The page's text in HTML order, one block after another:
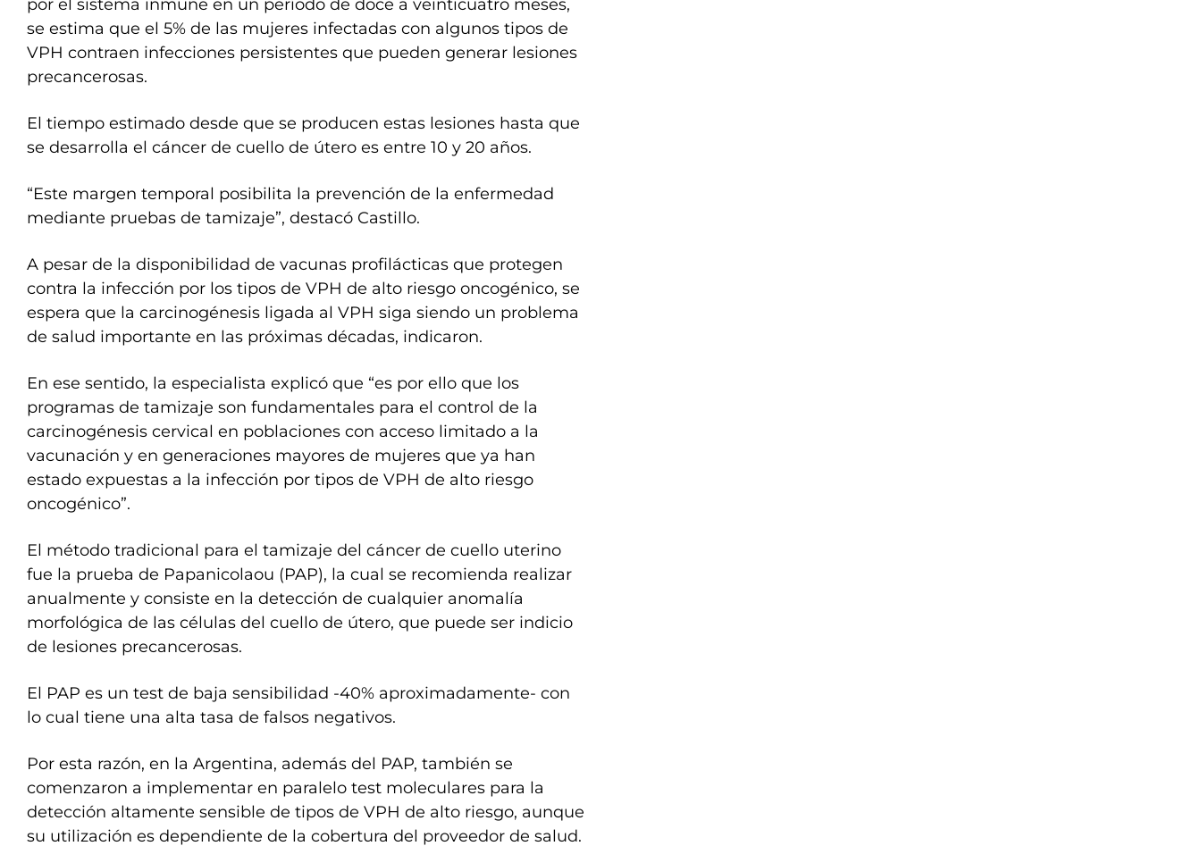
por el sistema inmune en un período de doce a veinticuatro meses,
se estima que el 5% de las mujeres infectadas con algunos tipos de
VPH contraen infecciones persistentes que pueden generar lesiones
precancerosas.
El tiempo estimado desde que se producen estas lesiones hasta que
se desarrolla el cáncer de cuello de útero es entre 10 y 20 años.
“Este margen temporal posibilita la prevención de la enfermedad
mediante pruebas de tamizaje”, destacó Castillo.
A pesar de la disponibilidad de vacunas profilácticas que protegen
contra la infección por los tipos de VPH de alto riesgo oncogénico, se
espera que la carcinogénesis ligada al VPH siga siendo un problema
de salud importante en las próximas décadas, indicaron.
En ese sentido, la especialista explicó que “es por ello que los
programas de tamizaje son fundamentales para el control de la
carcinogénesis cervical en poblaciones con acceso limitado a la
vacunación y en generaciones mayores de mujeres que ya han
estado expuestas a la infección por tipos de VPH de alto riesgo
oncogénico”.
El método tradicional para el tamizaje del cáncer de cuello uterino
fue la prueba de Papanicolaou (PAP), la cual se recomienda realizar
anualmente y consiste en la detección de cualquier anomalía
morfológica de las células del cuello de útero, que puede ser indicio
de lesiones precancerosas.
El PAP es un test de baja sensibilidad -40% aproximadamente- con
lo cual tiene una alta tasa de falsos negativos.
Por esta razón, en la Argentina, además del PAP, también se
comenzaron a implementar en paralelo test moleculares para la
detección altamente sensible de tipos de VPH de alto riesgo, aunque
su utilización es dependiente de la cobertura del proveedor de salud.